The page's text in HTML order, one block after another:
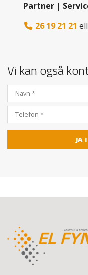
Partner |
26 19 21 21
Vi kan også